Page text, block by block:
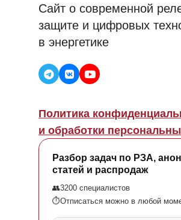
Сайт о современной
защите и цифровых
в энергетике
Политика
и обработки
Разбор задач по РЗА,
статей и распродаж
👥3200 специалистов
⏱Отписаться можно в любой